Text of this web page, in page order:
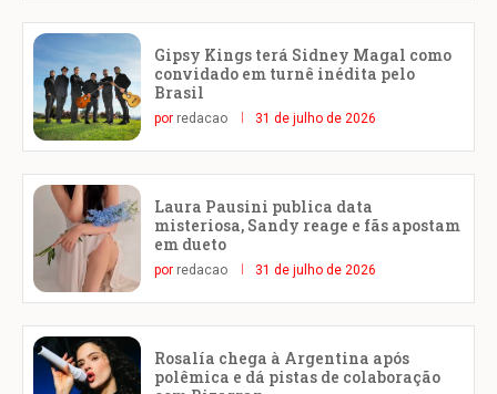
Gipsy Kings terá Sidney Magal como
convidado em turnê inédita pelo
Brasil
por redacao 31 de julho de 2026
Laura Pausini publica data
misteriosa, Sandy reage e fãs apostam
em dueto
por redacao 31 de julho de 2026
Rosalía chega à Argentina após
polêmica e dá pistas de colaboração